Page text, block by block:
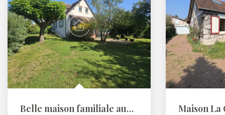
Belle maison familiale aux portes de Vineuil